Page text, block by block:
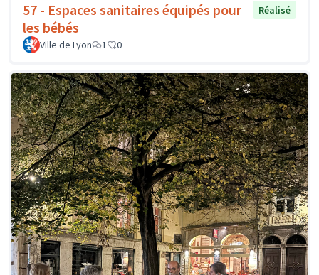
57 - Espaces sanitaires équipés pour
les bébés
Réalisé
Ville de Lyon 1 0